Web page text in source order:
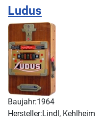
Ludus
Baujahr:1964
Hersteller:Lindl, Kehlheim